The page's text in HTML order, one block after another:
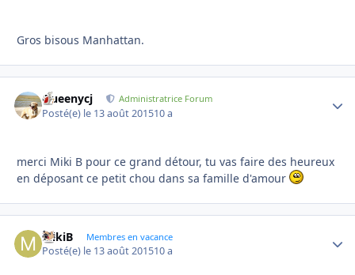
Gros bisous Manhattan.
Queenycj Administratrice Forum
Posté(e) le 13 août 201510 a
merci Miki B pour ce grand détour, tu vas faire des heureux
en déposant ce petit chou dans sa famille d'amour
MikiB Membres en vacance
Posté(e) le 13 août 201510 a